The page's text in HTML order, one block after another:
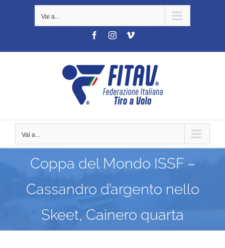
Vai a...
FacebookInstagramVimeo
Vai a...
Coppa del Mondo ISSF –
Cassandro d’argento nello
Skeet, Cainero quarta